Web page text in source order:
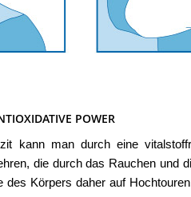
POWER
kann man durch eine
die durch das Rauchen und
Körpers daher auf